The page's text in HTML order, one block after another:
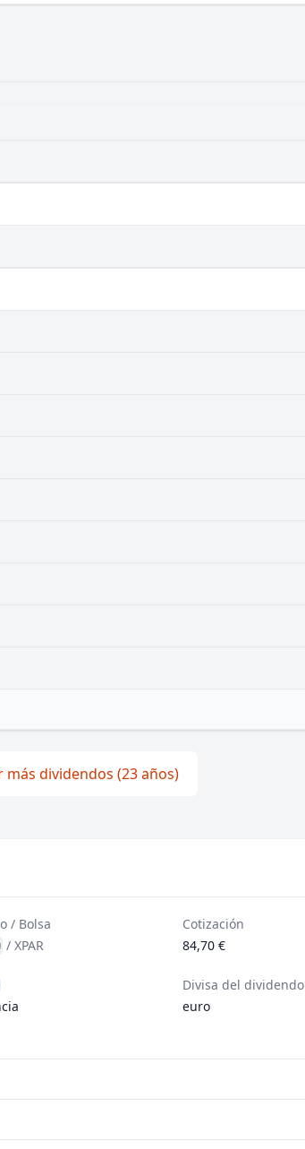
más dividendos (23 años)
/ Bolsa
/XPAR
Cotización
84,70 €
Divisa del dividendo
euro